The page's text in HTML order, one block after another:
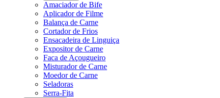
Amaciador de Bife
Aplicador de Filme
Balança de Carne
Cortador de Frios
Ensacadeira de Linguiça
Expositor de Carne
Faca de Açougueiro
Misturador de Carne
Moedor de Carne
Seladoras
Serra-Fita